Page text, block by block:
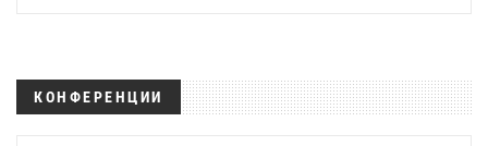
КОНФЕРЕНЦИИ